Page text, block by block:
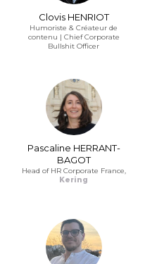
Clovis HENRIOT
Humoriste & Créateur de
contenu | Chief Corporate
Bullshit Officer
Pascaline HERRANT-
BAGOT
Head of HR Corporate France,
Kering